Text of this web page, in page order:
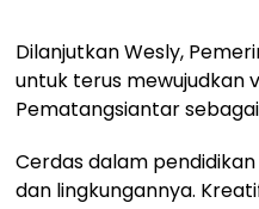
Dilanjutkan Wesly,
untuk terus mewujudkan
Pematangsiantar
Cerdas dalam
dan lingkungannya.